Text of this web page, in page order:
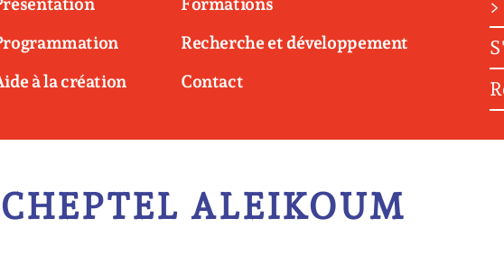
à la création
Recherche et développement
Contact
CHEPTEL ALEIKOUM